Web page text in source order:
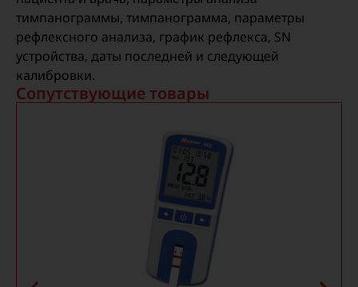
тимпанограммы, тимпанограмма, параметры
рефлексного анализа, график рефлекса, SN
устройства, даты последней и следующей
калибровки.
Сопутствующие товары